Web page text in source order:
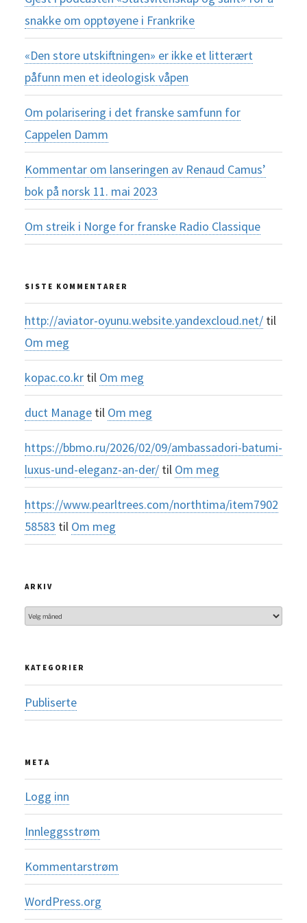
snakke om opptøyene i Frankrike
«Den store utskiftningen» er ikke et litterært
påfunn men et ideologisk våpen
Om polarisering i det franske samfunn for
Cappelen Damm
Kommentar om lanseringen av Renaud Camus’
bok på norsk 11. mai 2023
Om streik i Norge for franske Radio Classique
SISTE KOMMENTARER
http://aviator-oyunu.website.yandexcloud.net/ til
Om meg
kopac.co.kr til Om meg
duct Manage til Om meg
https://bbmo.ru/2026/02/09/ambassadori-batumi-
luxus-und-eleganz-an-der/ til Om meg
https://www.pearltrees.com/northtima/item7902
58583 til Om meg
ARKIV
Arkiv
KATEGORIER
Publiserte
META
Logg inn
Innleggsstrøm
Kommentarstrøm
WordPress.org